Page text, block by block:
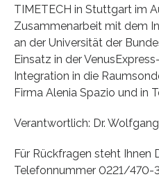
TIMETECH in Stuttgart im
Zusammenarbeit mit dem
an der Universität der
Einsatz in der
Integration in die
Firma Alenia Spazio und in
Verantwortlich: Dr.
Für Rückfragen steht Ihnen
Telefonnummer 0221/470-